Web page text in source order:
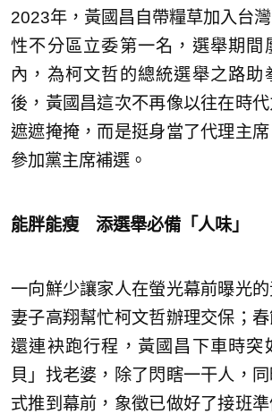
2023年，黃國昌自帶糧草加入台
性不分區立委第一名，選舉期間
內，為柯文哲的總統選舉之路助
後，黃國昌這次不再像以往在時
遮遮掩掩，而是挺身當了代理主
參加黨主席補選。
能胖能瘦 添選舉必備「人味」
一向鮮少讓家人在螢光幕前曝光
妻子高翔幫忙柯文哲辦理交保；
還連袂跑行程，黃國昌下車時突
貝」找老婆，除了閃瞎一干人，
式推到幕前，象徵已做好了接班